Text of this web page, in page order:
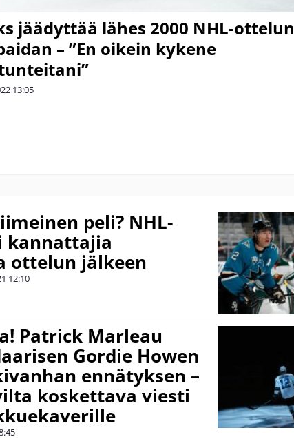
jäädyttää lähes 2000 NHL-ottelun
– ”En oikein kykene
13:05
peli? NHL-
kannattajia
ottelun jälkeen
12:10
Patrick Marleau
Gordie Howen
ennätyksen –
koskettava viesti